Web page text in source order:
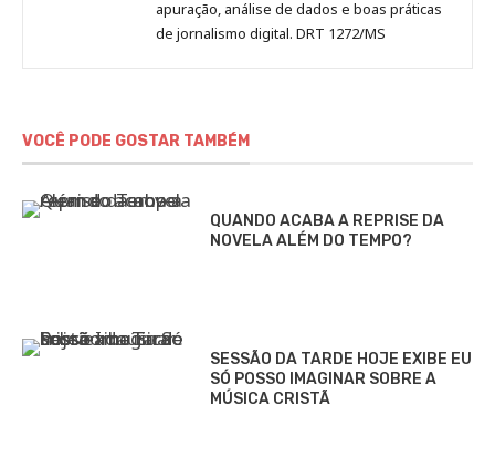
apuração, análise de dados e boas práticas
de jornalismo digital. DRT 1272/MS
VOCÊ PODE GOSTAR TAMBÉM
QUANDO ACABA A REPRISE DA
NOVELA ALÉM DO TEMPO?
SESSÃO DA TARDE HOJE EXIBE EU
SÓ POSSO IMAGINAR SOBRE A
MÚSICA CRISTÃ